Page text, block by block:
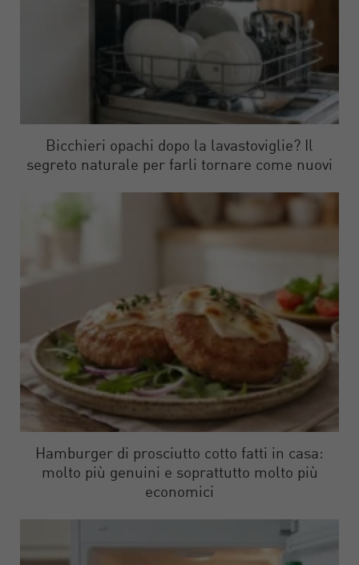
Bicchieri opachi dopo la lavastoviglie? Il
segreto naturale per farli tornare come nuovi
Hamburger di prosciutto cotto fatti in casa:
molto più genuini e soprattutto molto più
economici